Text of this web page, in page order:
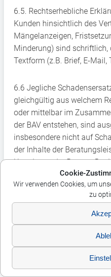
Cookie-
Wir verwenden Cookies, um
zu
6.5. Rechtserhebliche
Kunden hinsichtlich des
Mängelanzeigen,
Minderung) sind schriftlich,
Textform (z.B. Brief, E-Mail,
6.6 Jegliche
gleichgültig aus welchem
oder mittelbar im
der BAV entstehen, sind
insbesondere nicht auf
der Inhalte der
Unterlagen der Berater.
nicht bei Verletzung einer
(Kardinalpflicht) durch die
Verpflichtungen, deren
Durchführung des
und auf deren Einhaltung
regelmäßig vertraut und
und Pflichten, die der
Zweck gerade zu